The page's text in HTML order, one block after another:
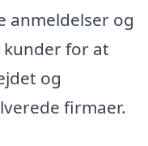
anmeldelser og
for at
og
firmaer.